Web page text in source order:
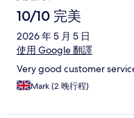
10/10 完美
2026 年 5 月 5 日
使用 Google 翻譯
Very good customer
Mark (2 晚行程)